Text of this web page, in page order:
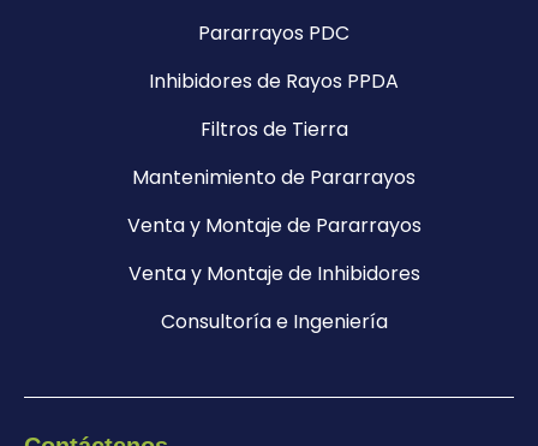
Pararrayos PDC
Inhibidores de Rayos PPDA
Filtros de Tierra
Mantenimiento de Pararrayos
Venta y Montaje de Pararrayos
Venta y Montaje de Inhibidores
Consultoría e Ingeniería